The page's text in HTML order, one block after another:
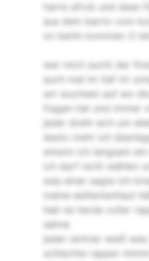
harns afrob und dean
aus dem barrio vom
on berlin kommen 3
wer mich sucht der
auch mal im tief im
wir wuchsen auf wo
fragen hat und immer
jeder dreht sich um
desto mehr ich
erkenn ich langsam
ich darf nicht wählen
was einer sagte ich
meine elefantenhaut
hab ne herde voller
sahne
jeder rentner weiß
schlechte rapper